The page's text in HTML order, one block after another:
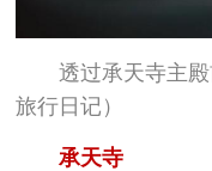
透过承天寺主
旅行日记）
承天寺